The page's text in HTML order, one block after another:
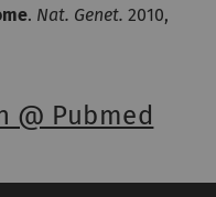
. Nat. Genet. 2010,
@ Pubmed